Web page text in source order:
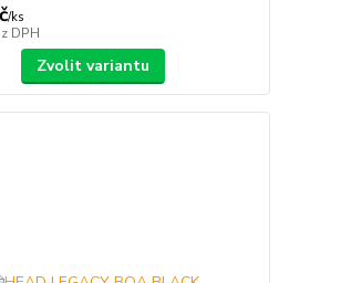
/ks
DPH
Zvolit variantu